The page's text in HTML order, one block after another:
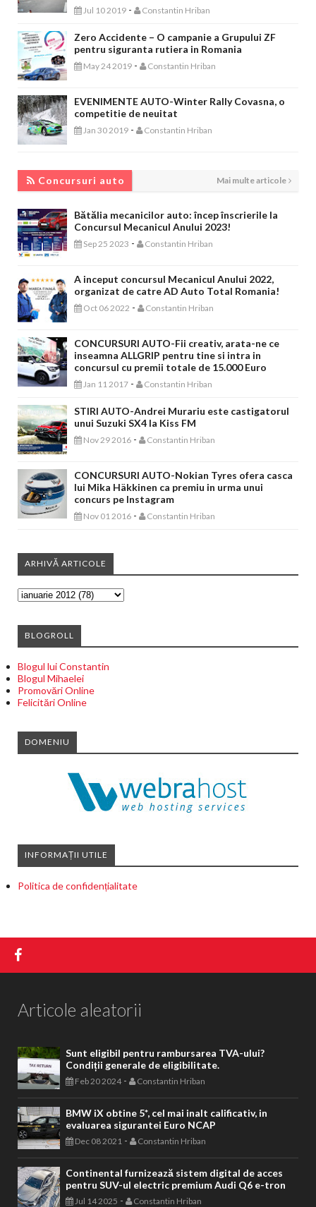
Jul 10 2019 - Constantin Hriban
Zero Accidente – O campanie a Grupului ZF
pentru siguranta rutiera in Romania
May 24 2019 - Constantin Hriban
EVENIMENTE AUTO-Winter Rally Covasna, o
competitie de neuitat
Jan 30 2019 - Constantin Hriban
Concursuri auto Mai multe articole
Bătălia mecanicilor auto: încep înscrierile la
Concursul Mecanicul Anului 2023!
Sep 25 2023 - Constantin Hriban
A inceput concursul Mecanicul Anului 2022,
organizat de catre AD Auto Total Romania!
Oct 06 2022 - Constantin Hriban
CONCURSURI AUTO-Fii creativ, arata-ne ce
inseamna ALLGRIP pentru tine si intra in
concursul cu premii totale de 15.000 Euro
Jan 11 2017 - Constantin Hriban
STIRI AUTO-Andrei Murariu este castigatorul
unui Suzuki SX4 la Kiss FM
Nov 29 2016 - Constantin Hriban
CONCURSURI AUTO-Nokian Tyres ofera casca
lui Mika Häkkinen ca premiu in urma unui
concurs pe Instagram
Nov 01 2016 - Constantin Hriban
ARHIVĂ ARTICOLE
BLOGROLL
Blogul lui Constantin
Blogul Mihaelei
Promovări Online
Felicitări Online
DOMENIU
INFORMAȚII UTILE
Politica de confidențialitate
Articole aleatorii
Sunt eligibil pentru rambursarea TVA-ului?
Condiții generale de eligibilitate.
Feb 20 2024- Constantin Hriban
BMW iX obtine 5*, cel mai inalt calificativ, in
evaluarea sigurantei Euro NCAP
Dec 08 2021 - Constantin Hriban
Continental furnizează sistem digital de acces
pentru SUV-ul electric premium Audi Q6 e-tron
Jul 14 2025 - Constantin Hriban